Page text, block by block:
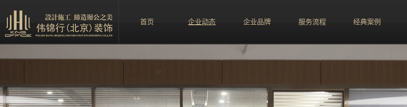
首页 企业动态 企业品牌 服务流程 经典案例